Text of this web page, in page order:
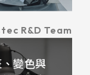
R&D Team
變色與